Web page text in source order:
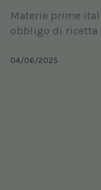
Materie prime
obbligo di ricetta
04/06/2025